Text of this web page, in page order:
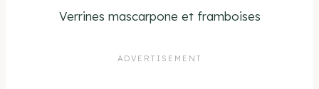
Verrines mascarpone et framboises